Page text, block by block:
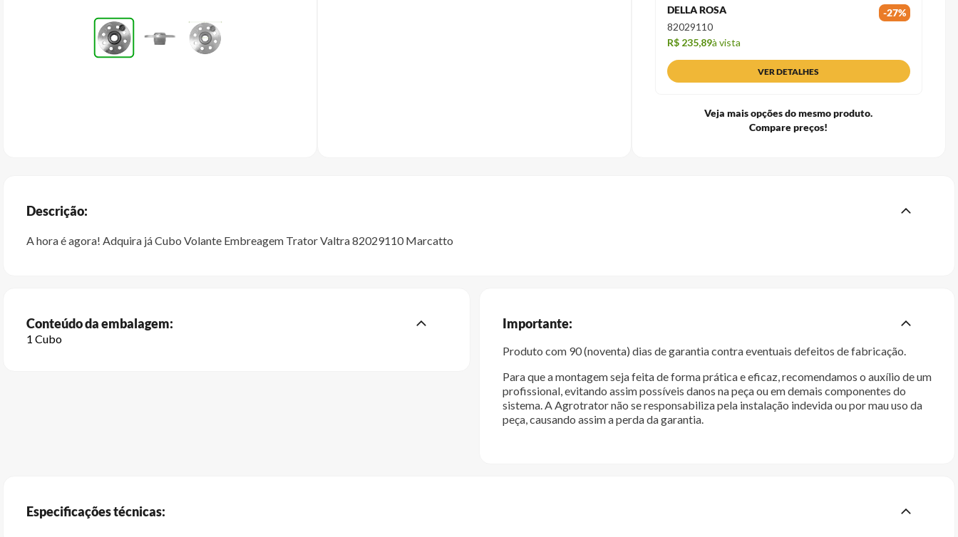
DELLA ROSA -27%
82029110
R$ 235,89à vista
VER DETALHES
Veja mais opções do mesmo produto.
Compare preços!
Descrição:
A hora é agora! Adquira já Cubo Volante Embreagem Trator Valtra 82029110 Marcatto
Conteúdo da embalagem:
1 Cubo
Importante:
Produto com 90 (noventa) dias de garantia contra eventuais defeitos de fabricação.
Para que a montagem seja feita de forma prática e eficaz, recomendamos o auxílio de um
profissional, evitando assim possíveis danos na peça ou em demais componentes do
sistema. A Agrotrator não se responsabiliza pela instalação indevida ou por mau uso da
peça, causando assim a perda da garantia.
Especificações técnicas: